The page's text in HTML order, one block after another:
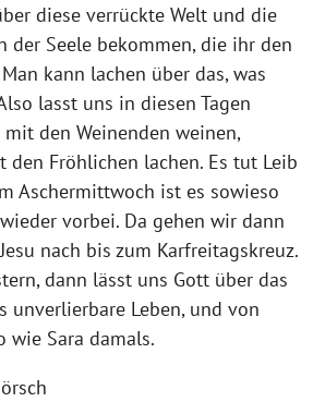
diese verrückte Welt und die
der Seele bekommen, die ihr den
kann lachen über das, was
lasst uns in diesen Tagen
den Weinenden weinen,
den Fröhlichen lachen. Es tut Leib
Aschermittwoch ist es sowieso
vorbei. Da gehen wir dann
nach bis zum Karfreitagskreuz.
dann lässt uns Gott über das
unverlierbare Leben, und von
wie Sara damals.